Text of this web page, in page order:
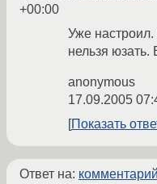
+00:00
Уже настроил.
нельзя юзать.
anonymous
17.09.2005
Показать
Ответ на: комментарий